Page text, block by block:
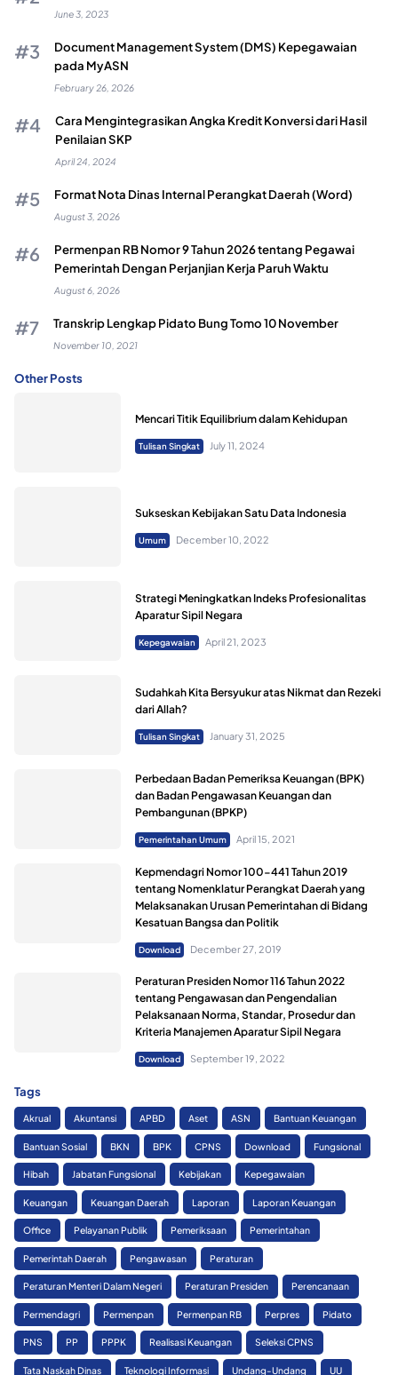
June 3, 2023
Document Management System (DMS) Kepegawaian
pada MyASN
February 26, 2026
Cara Mengintegrasikan Angka Kredit Konversi dari Hasil
Penilaian SKP
April 24, 2024
Format Nota Dinas Internal Perangkat Daerah (Word)
August 3, 2026
Permenpan RB Nomor 9 Tahun 2026 tentang Pegawai
Pemerintah Dengan Perjanjian Kerja Paruh Waktu
August 6, 2026
Transkrip Lengkap Pidato Bung Tomo 10 November
November 10, 2021
Other Posts
Mencari Titik Equilibrium dalam Kehidupan
Tulisan Singkat July 11, 2024
Sukseskan Kebijakan Satu Data Indonesia
Umum December 10, 2022
Strategi Meningkatkan Indeks Profesionalitas
Aparatur Sipil Negara
Kepegawaian April 21, 2023
Sudahkah Kita Bersyukur atas Nikmat dan Rezeki
dari Allah?
Tulisan Singkat January 31, 2025
Perbedaan Badan Pemeriksa Keuangan (BPK)
dan Badan Pengawasan Keuangan dan
Pembangunan (BPKP)
Pemerintahan Umum April 15, 2021
Kepmendagri Nomor 100-441 Tahun 2019
tentang Nomenklatur Perangkat Daerah yang
Melaksanakan Urusan Pemerintahan di Bidang
Kesatuan Bangsa dan Politik
Download December 27, 2019
Peraturan Presiden Nomor 116 Tahun 2022
tentang Pengawasan dan Pengendalian
Pelaksanaan Norma, Standar, Prosedur dan
Kriteria Manajemen Aparatur Sipil Negara
Download September 19, 2022
Tags
Akrual Akuntansi APBD Aset ASN Bantuan Keuangan
Bantuan Sosial BKN BPK CPNS Download Fungsional
Hibah Jabatan Fungsional Kebijakan Kepegawaian
Keuangan Keuangan Daerah Laporan Laporan Keuangan
Office Pelayanan Publik Pemeriksaan Pemerintahan
Pemerintah Daerah Pengawasan Peraturan
Peraturan Menteri Dalam Negeri Peraturan Presiden Perencanaan
Permendagri Permenpan Permenpan RB Perpres Pidato
PNS PP PPPK Realisasi Keuangan Seleksi CPNS
Tata Naskah Dinas Teknologi Informasi Undang-Undang UU